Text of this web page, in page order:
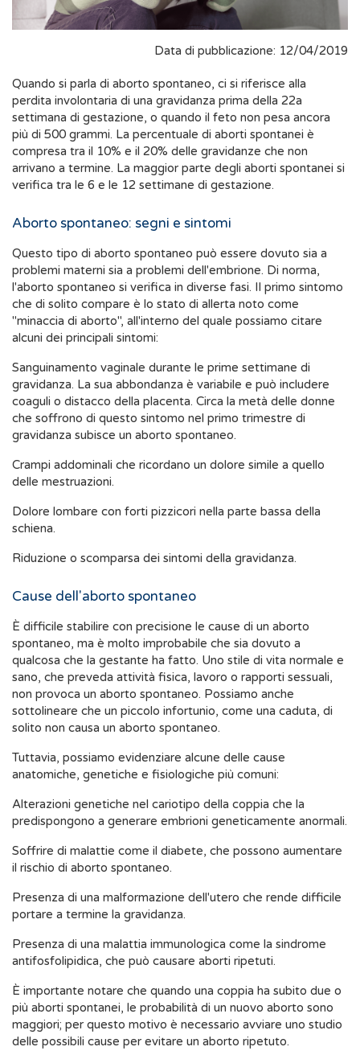
Data di pubblicazione: 12/04/2019
Quando si parla di aborto spontaneo, ci si riferisce alla
perdita involontaria di una gravidanza prima della 22a
settimana di gestazione, o quando il feto non pesa ancora
più di 500 grammi. La percentuale di aborti spontanei è
compresa tra il 10% e il 20% delle gravidanze che non
arrivano a termine. La maggior parte degli aborti spontanei si
verifica tra le 6 e le 12 settimane di gestazione.
Aborto spontaneo: segni e sintomi
Questo tipo di aborto spontaneo può essere dovuto sia a
problemi materni sia a problemi dell'embrione. Di norma,
l'aborto spontaneo si verifica in diverse fasi. Il primo sintomo
che di solito compare è lo stato di allerta noto come
"minaccia di aborto", all'interno del quale possiamo citare
alcuni dei principali sintomi:
Sanguinamento vaginale durante le prime settimane di
gravidanza. La sua abbondanza è variabile e può includere
coaguli o distacco della placenta. Circa la metà delle donne
che soffrono di questo sintomo nel primo trimestre di
gravidanza subisce un aborto spontaneo.
Crampi addominali che ricordano un dolore simile a quello
delle mestruazioni.
Dolore lombare con forti pizzicori nella parte bassa della
schiena.
Riduzione o scomparsa dei sintomi della gravidanza.
Cause dell'aborto spontaneo
È difficile stabilire con precisione le cause di un aborto
spontaneo, ma è molto improbabile che sia dovuto a
qualcosa che la gestante ha fatto. Uno stile di vita normale e
sano, che preveda attività fisica, lavoro o rapporti sessuali,
non provoca un aborto spontaneo. Possiamo anche
sottolineare che un piccolo infortunio, come una caduta, di
solito non causa un aborto spontaneo.
Tuttavia, possiamo evidenziare alcune delle cause
anatomiche, genetiche e fisiologiche più comuni:
Alterazioni genetiche nel cariotipo della coppia che la
predispongono a generare embrioni geneticamente anormali.
Soffrire di malattie come il diabete, che possono aumentare
il rischio di aborto spontaneo.
Presenza di una malformazione dell'utero che rende difficile
portare a termine la gravidanza.
Presenza di una malattia immunologica come la sindrome
antifosfolipidica, che può causare aborti ripetuti.
È importante notare che quando una coppia ha subito due o
più aborti spontanei, le probabilità di un nuovo aborto sono
maggiori; per questo motivo è necessario avviare uno studio
delle possibili cause per evitare un aborto ripetuto.